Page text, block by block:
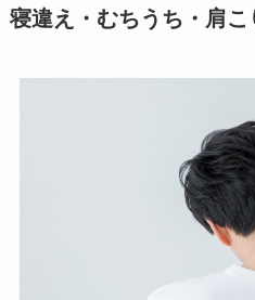
寝違え・むちうち・肩